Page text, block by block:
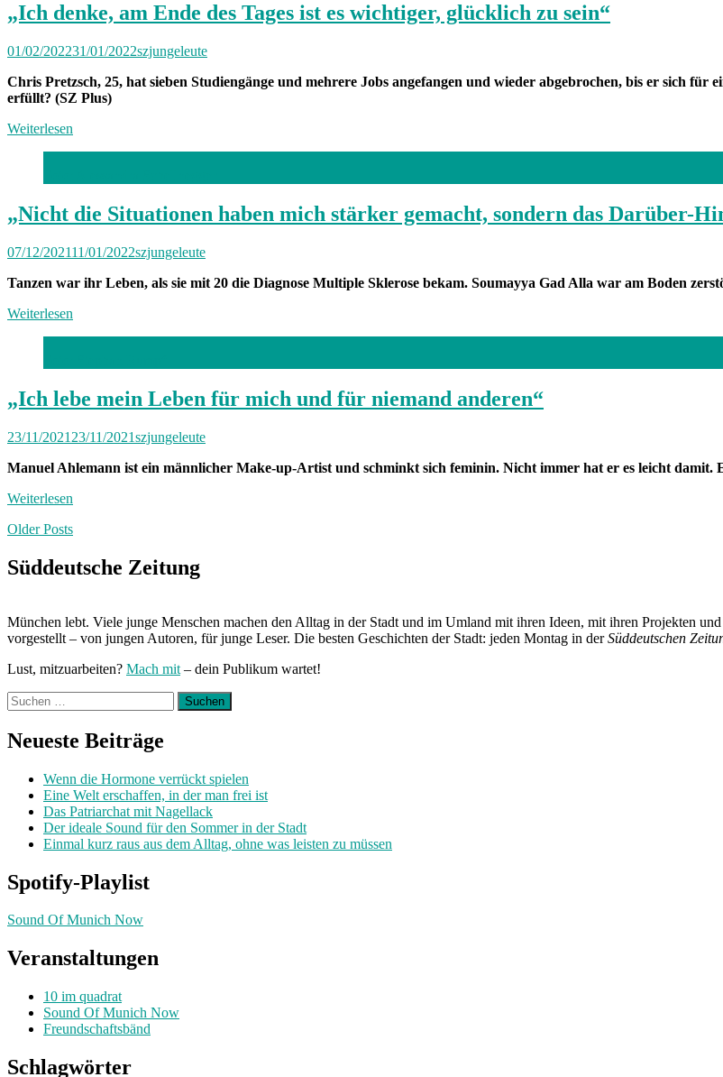
„Ich denke, am Ende des Tages ist es wichtiger, glücklich zu sein“
01/02/202231/01/2022szjungeleute
Chris Pretzsch, 25, hat sieben Studiengänge und mehrere Jobs angefangen und wieder abgebrochen, bis er sich
erfüllt? (SZ Plus)
Weiterlesen
„Nicht die Situationen haben mich stärker gemacht, sondern das Darüber-
07/12/202111/01/2022szjungeleute
Tanzen war ihr Leben, als sie mit 20 die Diagnose Multiple Sklerose bekam. Soumayya Gad Alla war am Boden
Weiterlesen
„Ich lebe mein Leben für mich und für niemand anderen“
23/11/2021 23/11/2021szjungeleute
Manuel Ahlemann ist ein männlicher Make-up-Artist und schminkt sich feminin. Nicht immer hat er es leicht damit.
Weiterlesen
Posts
navigation
Older Posts
Süddeutsche Zeitung
München lebt. Viele junge Menschen machen den Alltag in der Stadt und im Umland mit ihren Ideen, mit ihren Projekten
vorgestellt – von jungen Autoren, für junge Leser. Die besten Geschichten der Stadt: jeden Montag in derSüddeutschen
Lust, mitzuarbeiten? Mach mit – dein Publikum wartet!
Suchen
nach:
Neueste Beiträge
Wenn die Hormone verrückt spielen
Eine Welt erschaffen, in der man frei ist
Das Patriarchat mit Nagellack
Der ideale Sound für den Sommer in der Stadt
Einmal kurz raus aus dem Alltag, ohne was leisten zu müssen
Spotify-Playlist
Sound Of Munich Now
Veranstaltungen
10 im quadrat
Sound Of Munich Now
Freundschaftsbänd
Schlagwörter